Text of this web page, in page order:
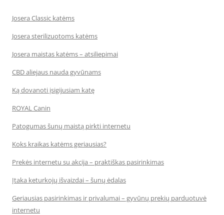
Josera Classic katėms
Josera sterilizuotoms katėms
Josera maistas katėms – atsiliepimai
CBD aliejaus nauda gyvūnams
Ką dovanoti įsigijusiam katę
ROYAL Canin
Patogumas šunų maistą pirkti internetu
Koks kraikas katėms geriausias?
Prekės internetu su akcija – praktiškas pasirinkimas
Įtaka keturkojų išvaizdai – šunų ėdalas
Geriausias pasirinkimas ir privalumai – gyvūnų prekių parduotuvė
internetu